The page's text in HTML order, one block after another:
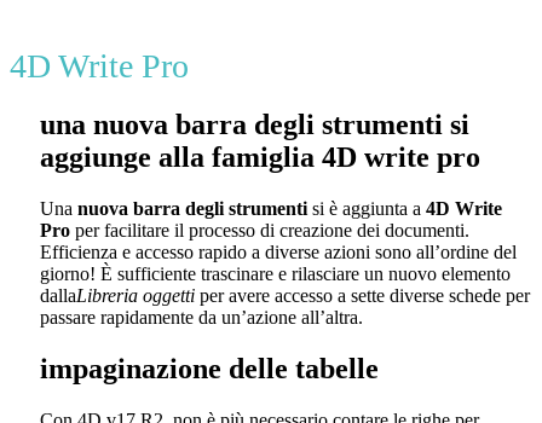
4D Write Pro
una nuova barra degli strumenti si
aggiunge alla famiglia 4D write pro
Una nuova barra degli strumenti si è aggiunta a 4D Write
Pro per facilitare il processo di creazione dei documenti.
Efficienza e accesso rapido a diverse azioni sono all’ordine del
giorno! È sufficiente trascinare e rilasciare un nuovo elemento
dallaLibreria oggetti per avere accesso a sette diverse schede per
passare rapidamente da un’azione all’altra.
impaginazione delle tabelle